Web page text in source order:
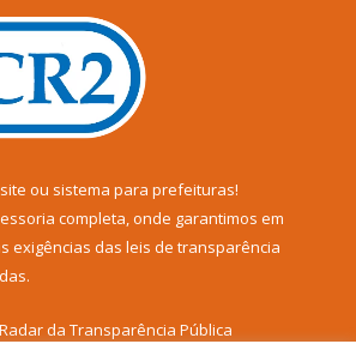
ou sistema para prefeituras!
completa, onde garantimos em
exigências das leis de transparência
Radar da Transparência Pública